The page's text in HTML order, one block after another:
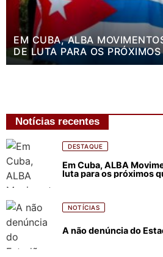
EM CUBA, ALBA
DE LUTA PARA OS
Notícias recentes
DESTAQUE
Em Cuba, ALBA
luta para os próximos
NOTÍCIAS
A não denúncia do